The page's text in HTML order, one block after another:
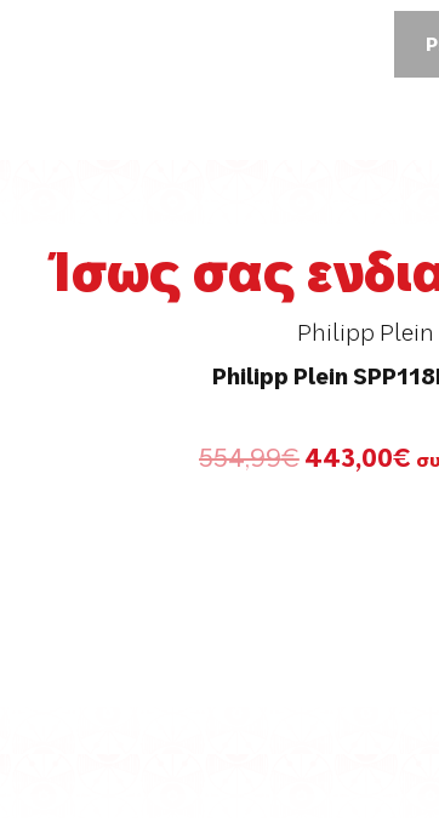
Ίσως σας
Philipp Plein
Philipp Plein
554,99€ Original
443,00€Η